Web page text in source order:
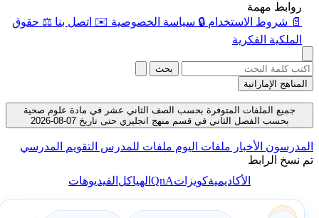
روابط مهمة
📄 شروط الاستخدام 🔒 سياسة الخصوصية ✉️ اتصل بنا ⚖️ حقوق
الملكية الفكرية
بحث
المناهج الإماراتية
جميع الملفات المتوفرة بحسب الصف الثاني عشر في مادة علوم صحية
بحسب الفصل الثاني في قسم منهج انجليزي حتى تاريخ 07-08-2026
المدرسون الأخبار ملفات اليوم ملفات للمدرس التقويم المدرسي
تم نسخ الرابط
الأكاديميةكويزاتQnAالهياكلالفيديوهات